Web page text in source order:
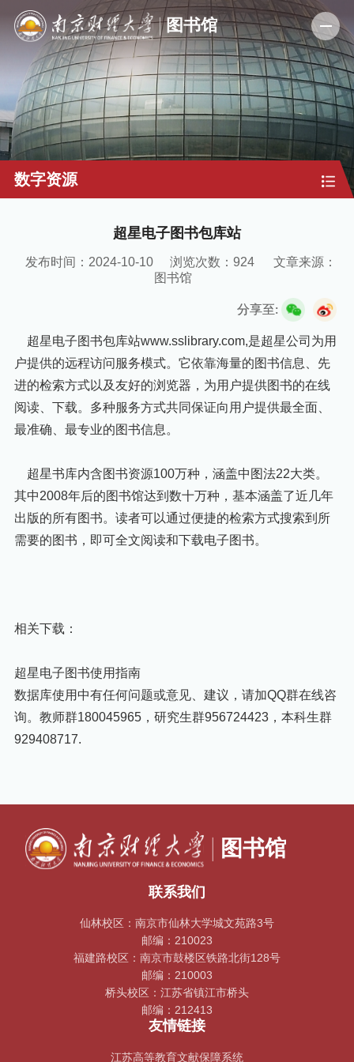
数字资源
超星电子图书包库站
发布时间：2024-10-10 浏览次数： 924
文章来源：
图书馆
分享至:
超星电子图书包库站www.sslibrary.com,是超星公司为用
户提供的远程访问服务模式。它依靠海量的图书信息、先
进的检索方式以及友好的浏览器，为用户提供图书的在线
阅读、下载。多种服务方式共同保证向用户提供最全面、
最准确、最专业的图书信息。
超星书库内含图书资源100万种，涵盖中图法22大类。
其中2008年后的图书馆达到数十万种，基本涵盖了近几年
出版的所有图书。读者可以通过便捷的检索方式搜索到所
需要的图书，即可全文阅读和下载电子图书。
相关下载：
超星电子图书使用指南
数据库使用中有任何问题或意见、建议，请加QQ群在线咨
询。教师群180045965，研究生群956724423，本科生群
929408717.
联系我们
仙林校区：南京市仙林大学城文苑路3号
邮编：210023
福建路校区：南京市鼓楼区铁路北街128号
邮编：210003
桥头校区：江苏省镇江市桥头
邮编：212413
友情链接
江苏高等教育文献保障系统